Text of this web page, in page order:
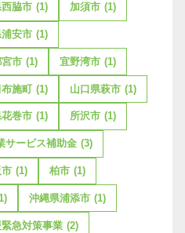
脇市 (1) 加須市 (1)
安市 (1)
市 (1) 宜野湾市 (1)
施町 (1) 山口県萩市 (1)
巻市 (1) 所沢市 (1)
サービス補助金 (3)
(1) 柏市 (1)
沖縄県浦添市 (1)
急対策事業 (2)